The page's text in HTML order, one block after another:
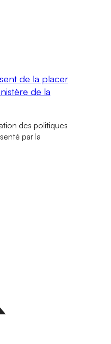
de la placer
de la
des politiques
par la